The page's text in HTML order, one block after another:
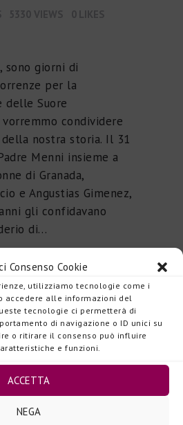
Consenso Cookie
utilizziamo tecnologie come i
accedere alle informazioni del
tecnologie ci permetterà di
di navigazione o ID unici su
o ritirare il consenso può influire
e funzioni.
ACCETTA
NEGA
sono giorni di
per la
delle Suore
condividere
della nostra storia. Il 31
Menni insieme a
di Granada,
e Angustias Gimenez,
gli confidavano
di…